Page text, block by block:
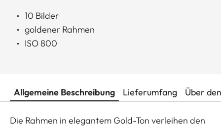
10 Bilder
goldener Rahmen
ISO 800
Allgemeine Beschreibung Lieferumfang Über
Die Rahmen in elegantem Gold-Ton verleihen den